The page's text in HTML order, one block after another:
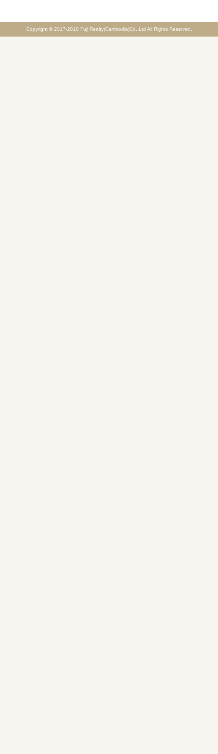
Copyright © 2017-2018 Fuji Realty(Cambodia)Co.,Ltd All Rights Reserved.